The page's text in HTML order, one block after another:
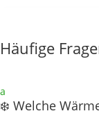
Häufige
a
❄️ Welche